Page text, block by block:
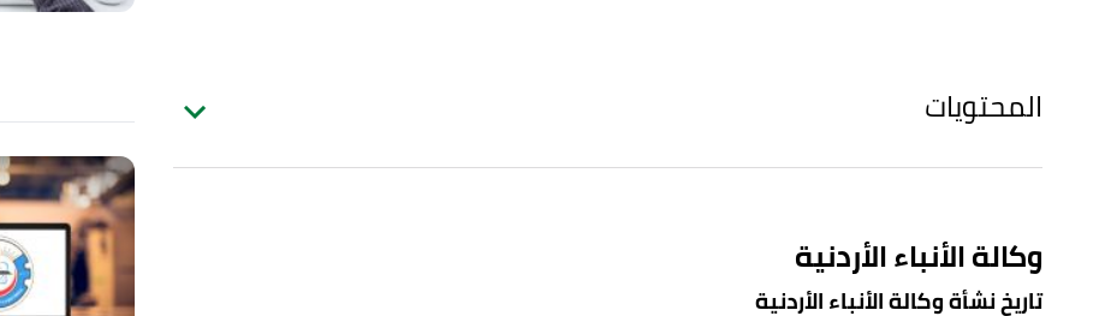
المحتويات
وكالة الأنباء الأردنية
تاريخ نشأة وكالة الأنباء الأردنية